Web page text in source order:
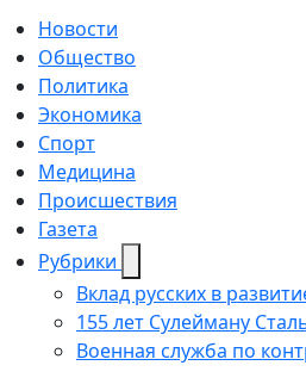
Новости
Общество
Политика
Экономика
Спорт
Медицина
Происшествия
Газета
Рубрики
Вклад русских в
155 лет Сулейману
Военная служба по